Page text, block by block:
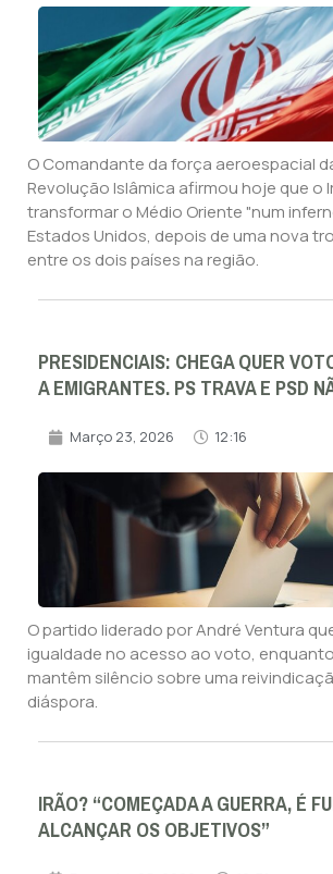
O Comandante da força aeroespacial
Revolução Islâmica afirmou hoje que o
transformar o Médio Oriente "num
Estados Unidos, depois de uma nova
entre os dois países na região.
PRESIDENCIAIS: CHEGA QUER
A EMIGRANTES. PS TRAVA E PSD
Março 23, 2026 12:16
O partido liderado por André Ventura
igualdade no acesso ao voto, enquanto
mantêm silêncio sobre uma
diáspora.
IRÃO? “COMEÇADA A GUERRA, É
ALCANÇAR OS OBJETIVOS”